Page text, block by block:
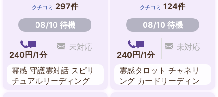
クチコミ
297件
08/10 待機
240円/1分
未対応
霊感 守護霊対話 スピリ
チュアルリーディング
クチコミ
124件
08/10 待機
240円/1分
未対応
霊感タロット チャネリ
ング カードリーディン